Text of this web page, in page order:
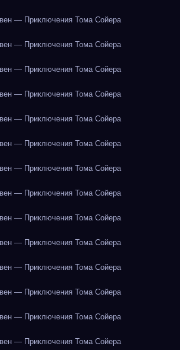
— Приключения Тома Сойера
— Приключения Тома Сойера
— Приключения Тома Сойера
— Приключения Тома Сойера
— Приключения Тома Сойера
— Приключения Тома Сойера
— Приключения Тома Сойера
— Приключения Тома Сойера
— Приключения Тома Сойера
— Приключения Тома Сойера
— Приключения Тома Сойера
— Приключения Тома Сойера
— Приключения Тома Сойера
— Приключения Тома Сойера